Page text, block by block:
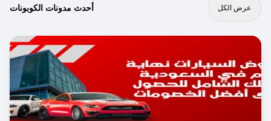
أحدث مدونات الكوبونات عرض الكل